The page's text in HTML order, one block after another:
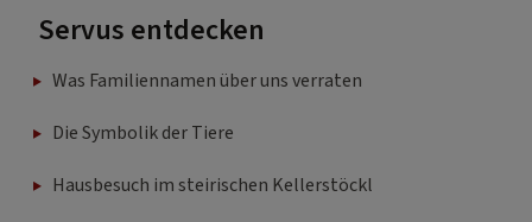
Servus entdecken
Was Familiennamen über uns verraten
Die Symbolik der Tiere
Hausbesuch im steirischen Kellerstöckl